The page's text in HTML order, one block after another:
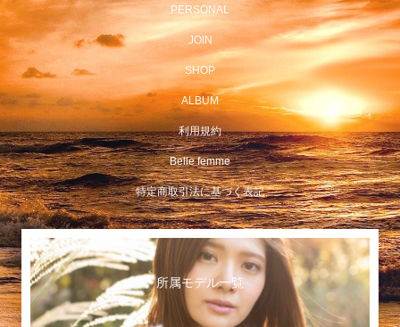
PERSONAL
JOIN
SHOP
ALBUM
利用規約
Belle femme
特定商取引法に基づく表記
所属モデル一覧